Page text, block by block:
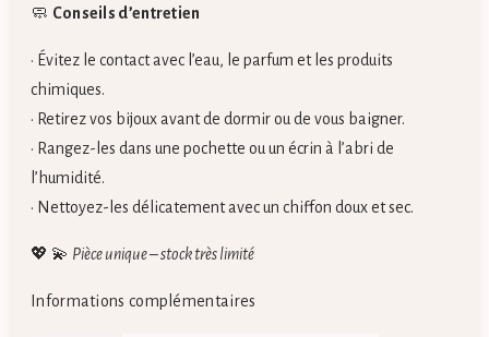
🧼 Conseils d’entretien
• Évitez le contact avec l’eau, le parfum et les produits
chimiques.
• Retirez vos bijoux avant de dormir ou de vous baigner.
• Rangez-les dans une pochette ou un écrin à l’abri de
l’humidité.
• Nettoyez-les délicatement avec un chiffon doux et sec.
💖 💫 Pièce unique – stock très limité
Informations complémentaires